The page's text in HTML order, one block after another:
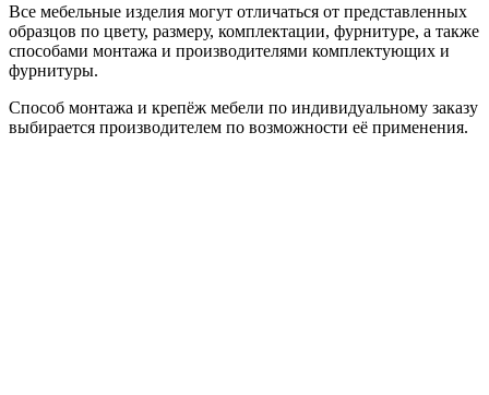
Все мебельные изделия могут отличаться от представленных
образцов по цвету, размеру, комплектации, фурнитуре, а также
способами монтажа и производителями комплектующих и
фурнитуры.
Способ монтажа и крепёж мебели по индивидуальному заказу
выбирается производителем по возможности её применения.